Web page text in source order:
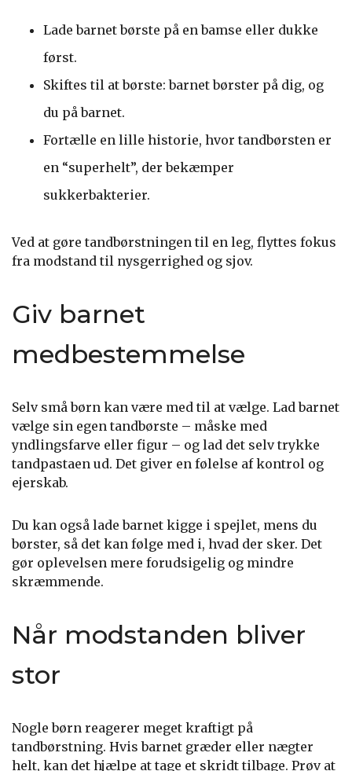
Lade barnet børste på en bamse eller dukke
først.
Skiftes til at børste: barnet børster på dig, og
du på barnet.
Fortælle en lille historie, hvor tandbørsten er
en “superhelt”, der bekæmper
sukkerbakterier.
Ved at gøre tandbørstningen til en leg, flyttes fokus
fra modstand til nysgerrighed og sjov.
Giv barnet
medbestemmelse
Selv små børn kan være med til at vælge. Lad barnet
vælge sin egen tandbørste – måske med
yndlingsfarve eller figur – og lad det selv trykke
tandpastaen ud. Det giver en følelse af kontrol og
ejerskab.
Du kan også lade barnet kigge i spejlet, mens du
børster, så det kan følge med i, hvad der sker. Det
gør oplevelsen mere forudsigelig og mindre
skræmmende.
Når modstanden bliver
stor
Nogle børn reagerer meget kraftigt på
tandbørstning. Hvis barnet græder eller nægter
helt, kan det hjælpe at tage et skridt tilbage. Prøv at